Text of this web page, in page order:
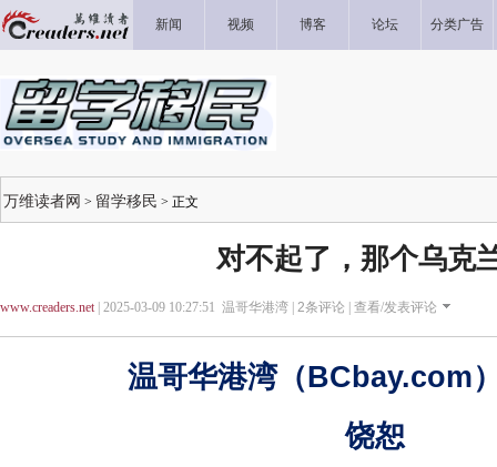
新闻 视频 博客 论坛 分类广告
万维读者网 > 留学移民 > 正文
对不起了，那个乌克
www.creaders.net| 2025-03-09 10:27:51 温哥华港湾 | 2条评论 | 查看/发表评论
温哥华港湾（BCbay.com
饶恕